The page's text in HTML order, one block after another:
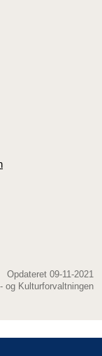
Opdateret 09-11-2021
og Kulturforvaltningen